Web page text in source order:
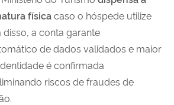
físicacaso o hóspede utilize
a conta garante
de dados validados e maior
é confirmada
riscos de fraudes de